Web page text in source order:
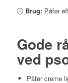
🕒 Brug:Påfør
Gode
ved
Påfør creme